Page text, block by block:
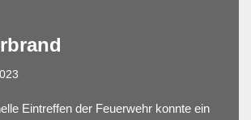
Eintreffen der Feuerwehr konnte ein